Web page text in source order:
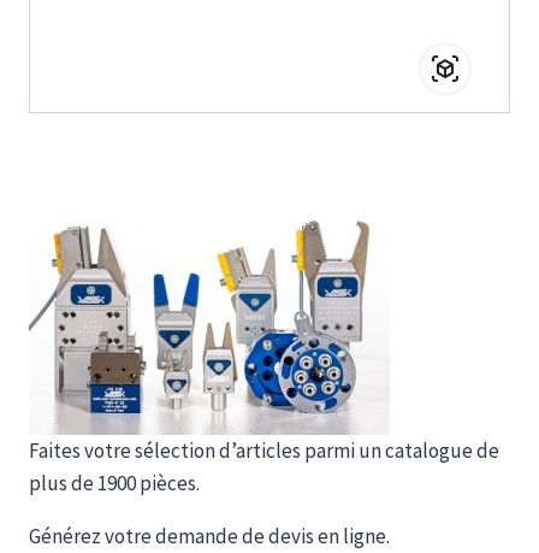
Faites votre sélection d’articles parmi un catalogue de
plus de 1900 pièces.
Générez votre demande de devis en ligne.